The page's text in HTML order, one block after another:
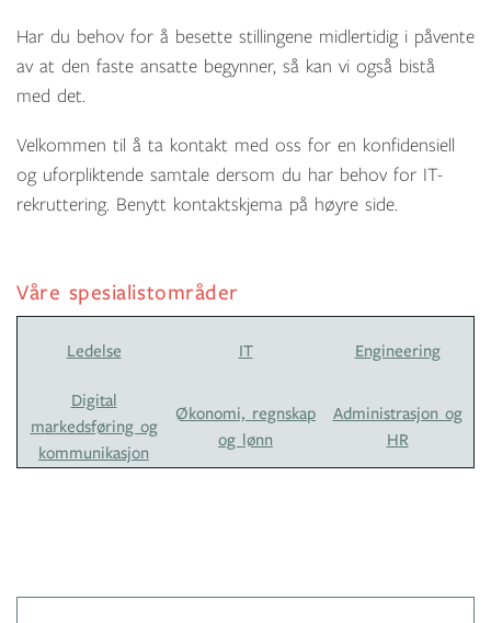
Har du behov for å besette stillingene midlertidig i påvente
av at den faste ansatte begynner, så kan vi også bistå
med det.
Velkommen til å ta kontakt med oss for en konfidensiell
og uforpliktende samtale dersom du har behov for IT-
rekruttering. Benytt kontaktskjema på høyre side.
Våre spesialistområder
Ledelse IT Engineering
Digital
markedsføring og
kommunikasjon
Økonomi, regnskap
og lønn
Administrasjon og
HR